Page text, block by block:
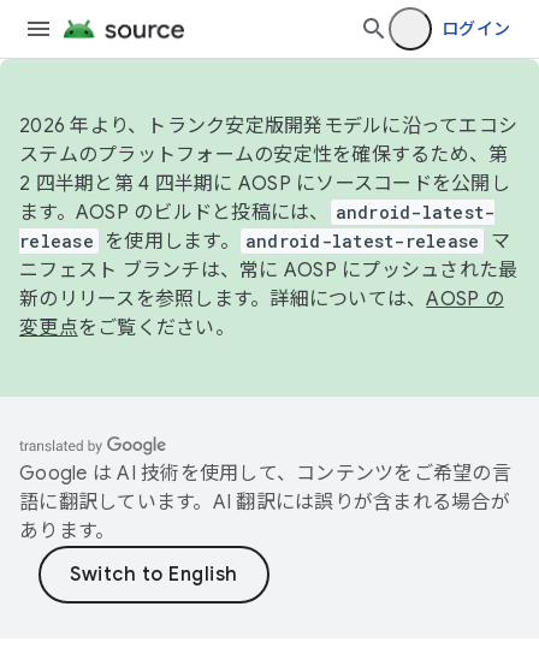
ログイン
2026 年より、トランク安定版開発モデルに沿ってエコシ
ステムのプラットフォームの安定性を確保するため、第
2 四半期と第 4 四半期に AOSP にソースコードを公開し
ます。AOSP のビルドと投稿には、
android-latest-
release
を使用します。 android-latest-release
マ
ニフェスト ブランチは、常に AOSP にプッシュされた最
新のリリースを参照します。詳細については、AOSP の
変更点をご覧ください。
Google は AI 技術を使用して、コンテンツをご希望の言
語に翻訳しています。AI 翻訳には誤りが含まれる場合が
あります。